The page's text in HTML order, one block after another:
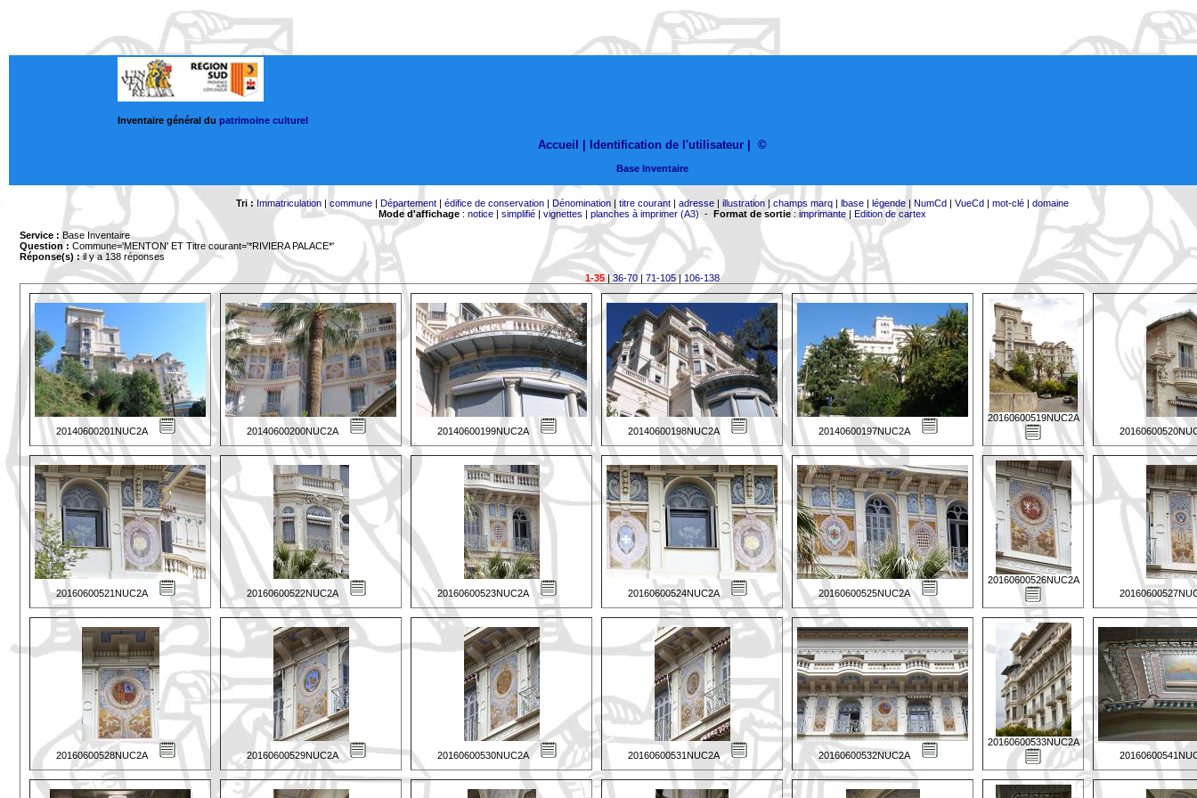
Inventaire général du patrimoine culturel
Accueil | Identification de l'utilisateur ©
Base Inventaire
Tri : Immatriculation| commune| Département| édifice de conservation| Dénomination| titre courant| adresse| illustration|champs marq| lbase| légende| NumCd| VueCd| mot-clé| domaine
Mode d'affichage: notice| simplifié| vignettes | planches à imprimer (A3)- Format de sortie:imprimante| Edition de cartex
Service : Base Inventaire
Question : Commune='MENTON' ET Titre courant='*RIVIERA PALACE*'
Réponse(s) :il y a 138 réponses
1-35|36-70| 71-105| 106-138
20140600201NUC2A 20140600200NUC2A 20140600199NUC2A 20140600198NUC2A 20140600197NUC2A
20160600519NUC2A
20160600521NUC2A 20160600522NUC2A 20160600523NUC2A 20160600524NUC2A 20160600525NUC2A
20160600526NUC2A
20160600528NUC2A 20160600529NUC2A 20160600530NUC2A 20160600531NUC2A 20160600532NUC2A
20160600533NUC2A